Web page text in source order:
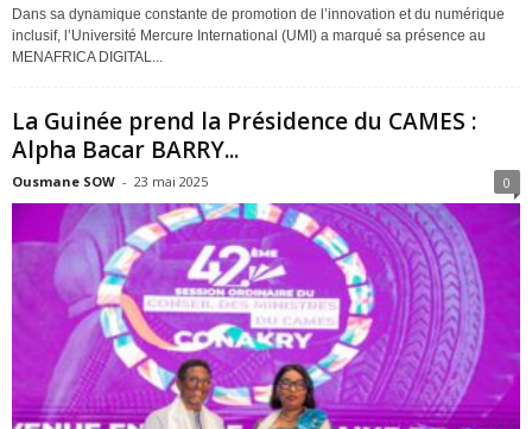
Dans sa dynamique constante de promotion de l’innovation et du numérique
inclusif, l’Université Mercure International (UMI) a marqué sa présence au
MENAFRICA DIGITAL...
La Guinée prend la Présidence du CAMES :
Alpha Bacar BARRY...
Ousmane SOW - 23 mai 2025 0